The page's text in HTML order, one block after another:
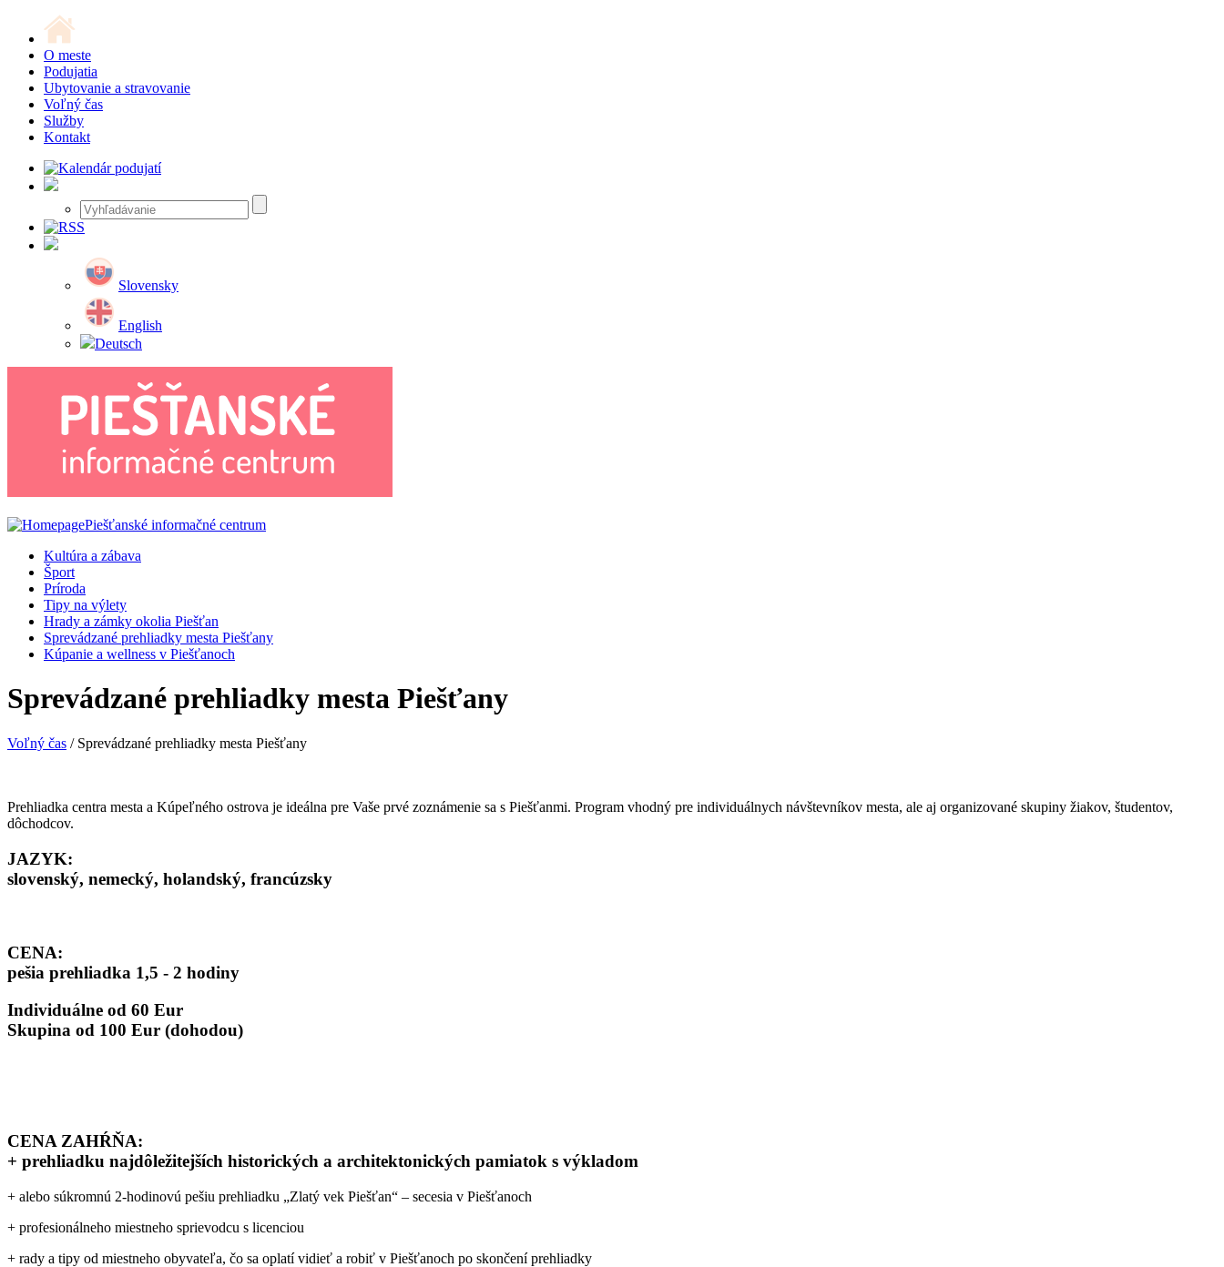
O meste
Podujatia
Ubytovanie a stravovanie
Voľný čas
Služby
Kontakt
Slovensky
English
Deutsch
Piešťanské informačné centrum
Kultúra a zábava
Šport
Príroda
Tipy na výlety
Hrady a zámky okolia Piešťan
Sprevádzané prehliadky mesta Piešťany
Kúpanie a wellness v Piešťanoch
Sprevádzané prehliadky mesta Piešťany
Voľný čas / Sprevádzané prehliadky mesta Piešťany
Prehliadka centra mesta a Kúpeľného ostrova je ideálna pre Vaše prvé zoznámenie sa s Piešťanmi. Program vhodný pre individuálnych návštevníkov mesta, ale aj organizované skupiny žiakov, študentov,
dôchodcov.
JAZYK:
slovenský, nemecký, holandský, francúzsky
CENA:
pešia prehliadka 1,5 - 2 hodiny
Individuálne od 60 Eur
Skupina od 100 Eur (dohodou)
CENA ZAHŔŇA:
+ prehliadku najdôležitejších historických a architektonických pamiatok s výkladom
+ alebo súkromnú 2-hodinovú pešiu prehliadku „Zlatý vek Piešťan“ – secesia v Piešťanoch
+ profesionálneho miestneho sprievodcu s licenciou
+ rady a tipy od miestneho obyvateľa, čo sa oplatí vidieť a robiť v Piešťanoch po skončení prehliadky